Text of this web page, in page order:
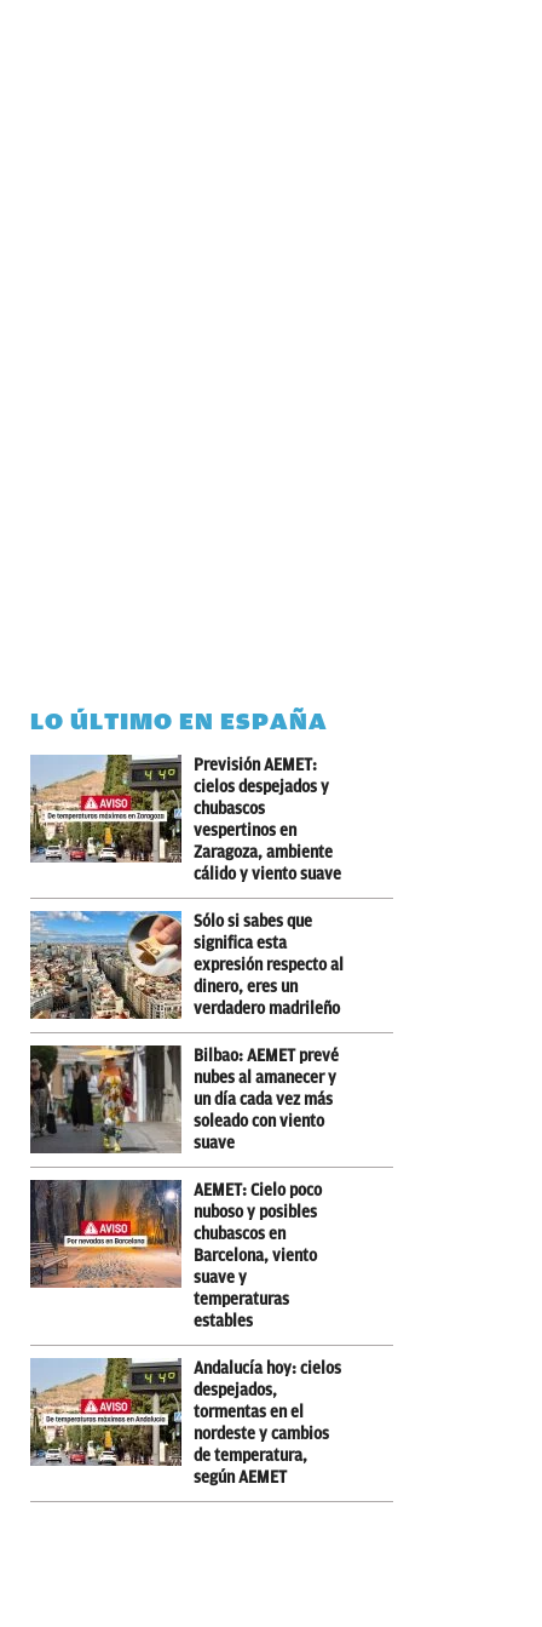
LO ÚLTIMO EN ESPAÑA
Previsión AEMET:
cielos despejados y
chubascos
vespertinos en
Zaragoza, ambiente
cálido y viento suave
Sólo si sabes que
significa esta
expresión respecto al
dinero, eres un
verdadero madrileño
Bilbao: AEMET prevé
nubes al amanecer y
un día cada vez más
soleado con viento
suave
AEMET: Cielo poco
nuboso y posibles
chubascos en
Barcelona, viento
suave y
temperaturas
estables
Andalucía hoy: cielos
despejados,
tormentas en el
nordeste y cambios
de temperatura,
según AEMET